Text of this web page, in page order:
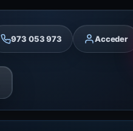
973 053 973 Acceder